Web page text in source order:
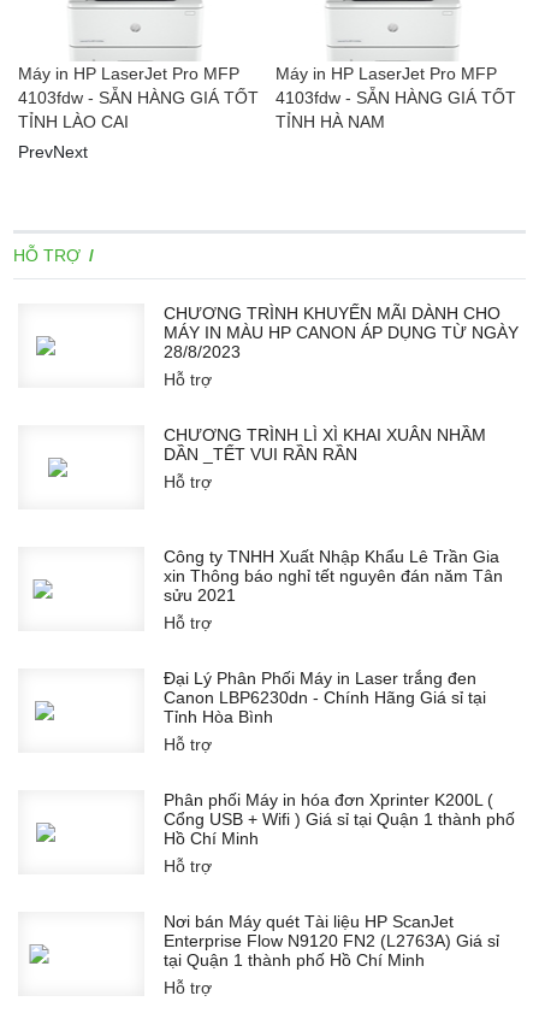
Máy in HP LaserJet Pro MFP
4103fdw - SẴN HÀNG GIÁ TỐT
TỈNH LÀO CAI
Máy in HP LaserJet Pro MFP
4103fdw - SẴN HÀNG GIÁ TỐT
TỈNH HÀ NAM
PrevNext
HỖ TRỢ
CHƯƠNG TRÌNH KHUYẾN MÃI DÀNH CHO
MÁY IN MÀU HP CANON ÁP DỤNG TỪ NGÀY
28/8/2023
Hỗ trợ
CHƯƠNG TRÌNH LÌ XÌ KHAI XUÂN NHẦM
DẦN _TẾT VUI RẦN RẦN
Hỗ trợ
Công ty TNHH Xuất Nhập Khẩu Lê Trần Gia
xin Thông báo nghỉ tết nguyên đán năm Tân
sửu 2021
Hỗ trợ
Đại Lý Phân Phối Máy in Laser trắng đen
Canon LBP6230dn - Chính Hãng Giá sỉ tại
Tỉnh Hòa Bình
Hỗ trợ
Phân phối Máy in hóa đơn Xprinter K200L (
Cổng USB + Wifi ) Giá sỉ tại Quận 1 thành phố
Hồ Chí Minh
Hỗ trợ
Nơi bán Máy quét Tài liệu HP ScanJet
Enterprise Flow N9120 FN2 (L2763A) Giá sỉ
tại Quận 1 thành phố Hồ Chí Minh
Hỗ trợ